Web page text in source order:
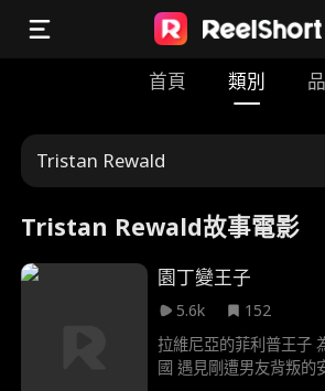
首頁 類別
Tristan Rewald
Tristan Rewald故事電影
園丁變王子
5.6k
152
拉維尼亞的菲利普王子
國 遇見剛遭男友背叛的